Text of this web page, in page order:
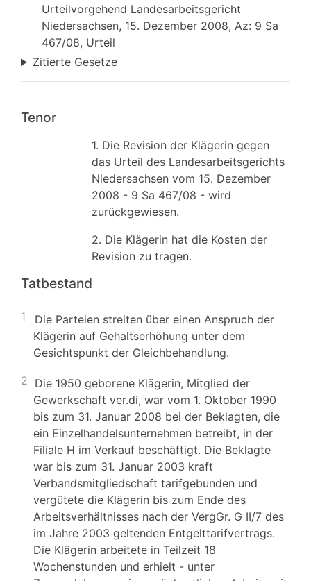
Urteilvorgehend Landesarbeitsgericht
Niedersachsen, 15. Dezember 2008, Az: 9 Sa
467/08, Urteil
Zitierte Gesetze
Tenor
1. Die Revision der Klägerin gegen
das Urteil des Landesarbeitsgerichts
Niedersachsen vom 15. Dezember
2008 - 9 Sa 467/08 - wird
zurückgewiesen.
2. Die Klägerin hat die Kosten der
Revision zu tragen.
Tatbestand
1
Die Parteien streiten über einen Anspruch der
Klägerin auf Gehaltserhöhung unter dem
Gesichtspunkt der Gleichbehandlung.
2 Die 1950 geborene Klägerin, Mitglied der
Gewerkschaft ver.di, war vom 1. Oktober 1990
bis zum 31. Januar 2008 bei der Beklagten, die
ein Einzelhandelsunternehmen betreibt, in der
Filiale H im Verkauf beschäftigt. Die Beklagte
war bis zum 31. Januar 2003 kraft
Verbandsmitgliedschaft tarifgebunden und
vergütete die Klägerin bis zum Ende des
Arbeitsverhältnisses nach der VergGr. G II/7 des
im Jahre 2003 geltenden Entgelttarifvertrags.
Die Klägerin arbeitete in Teilzeit 18
Wochenstunden und erhielt - unter